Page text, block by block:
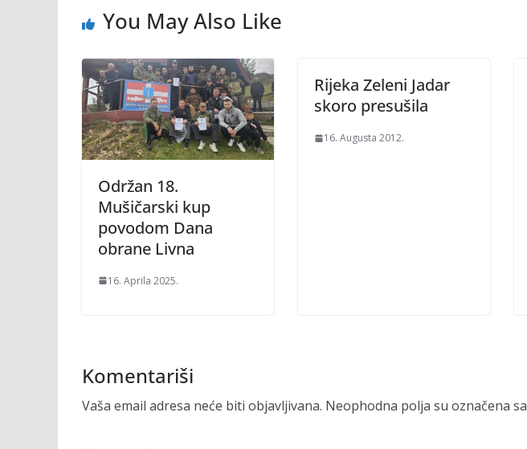
You May Also Like
Održan 18.
Mušičarski kup
povodom Dana
obrane Livna
16. Aprila 2025.
Rijeka Zeleni Jadar
skoro presušila
16. Augusta 2012.
Komentariši
Vaša email adresa neće biti objavljivana. Neophodna polja su označena sa